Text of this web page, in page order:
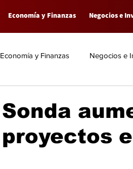
Economía y Finanzas Negocios e
Economía y Finanzas Negocios e
Sonda
proyectos